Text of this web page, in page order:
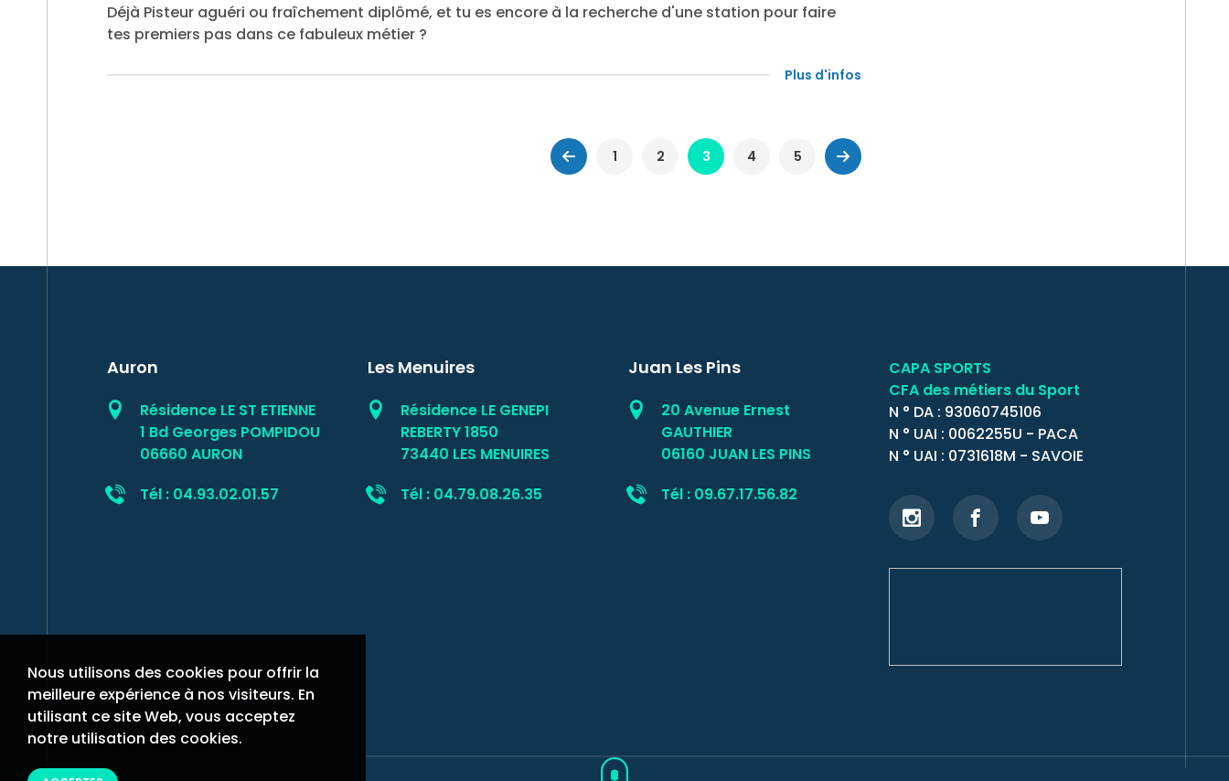
Déjà Pisteur aguéri ou fraîchement diplômé, et tu es encore à la recherche d'une station pour faire
tes premiers pas dans ce fabuleux métier ?
Plus d'infos
1 2 3 4 5
Auron
Résidence LE ST ETIENNE
1 Bd Georges POMPIDOU
06660 AURON
Tél : 04.93.02.01.57
Les Menuires
Résidence LE GENEPI
REBERTY 1850
73440 LES MENUIRES
Tél : 04.79.08.26.35
Juan Les Pins
20 Avenue Ernest
GAUTHIER
06160 JUAN LES PINS
Tél : 09.67.17.56.82
CAPA SPORTS
CFA des métiers du Sport
N ° DA : 93060745106
N ° UAI : 0062255U - PACA
N ° UAI : 0731618M - SAVOIE
Nous utilisons des cookies pour offrir la
meilleure expérience à nos visiteurs. En
utilisant ce site Web, vous acceptez
notre utilisation des cookies.